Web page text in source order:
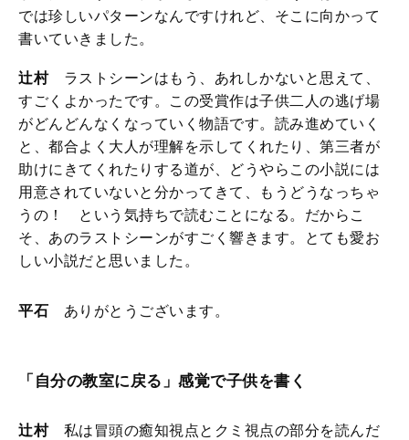
では珍しいパターンなんですけれど、そこに向かって
書いていきました。
辻村ラストシーンはもう、あれしかないと思えて、
すごくよかったです。この受賞作は子供二人の逃げ場
がどんどんなくなっていく物語です。読み進めていく
と、都合よく大人が理解を示してくれたり、第三者が
助けにきてくれたりする道が、どうやらこの小説には
用意されていないと分かってきて、もうどうなっちゃ
うの！ という気持ちで読むことになる。だからこ
そ、あのラストシーンがすごく響きます。とても愛お
しい小説だと思いました。
平石 ありがとうございます。
「自分の教室に戻る」感覚で子供を書く
辻村私は冒頭の癒知視点とクミ視点の部分を読んだ